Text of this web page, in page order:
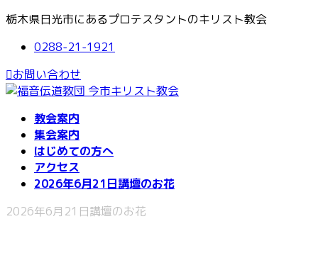
コ
ン
ツ
ナ
ー
シ
栃木県日光市にあるプロテスタントのキリスト教会
0288-21-1921
お問い合わせ
教会案内
集会案内
はじめての方へ
アクセス
2026年6月21日講壇のお花
2026年6月21日講壇のお花